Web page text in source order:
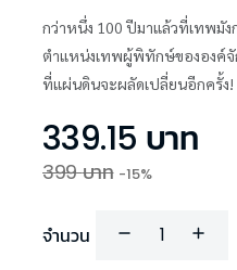
กว่าหนึ่ง 100 ปีมาแล้วที่เทพมั
ตำแหน่งเทพผู้พิทักษ์ขององค์จั
ที่แผ่นดินจะผลัดเปลี่ยนอีกครั้ง!
339.15 บาท
399บาท -15%
จำนวน